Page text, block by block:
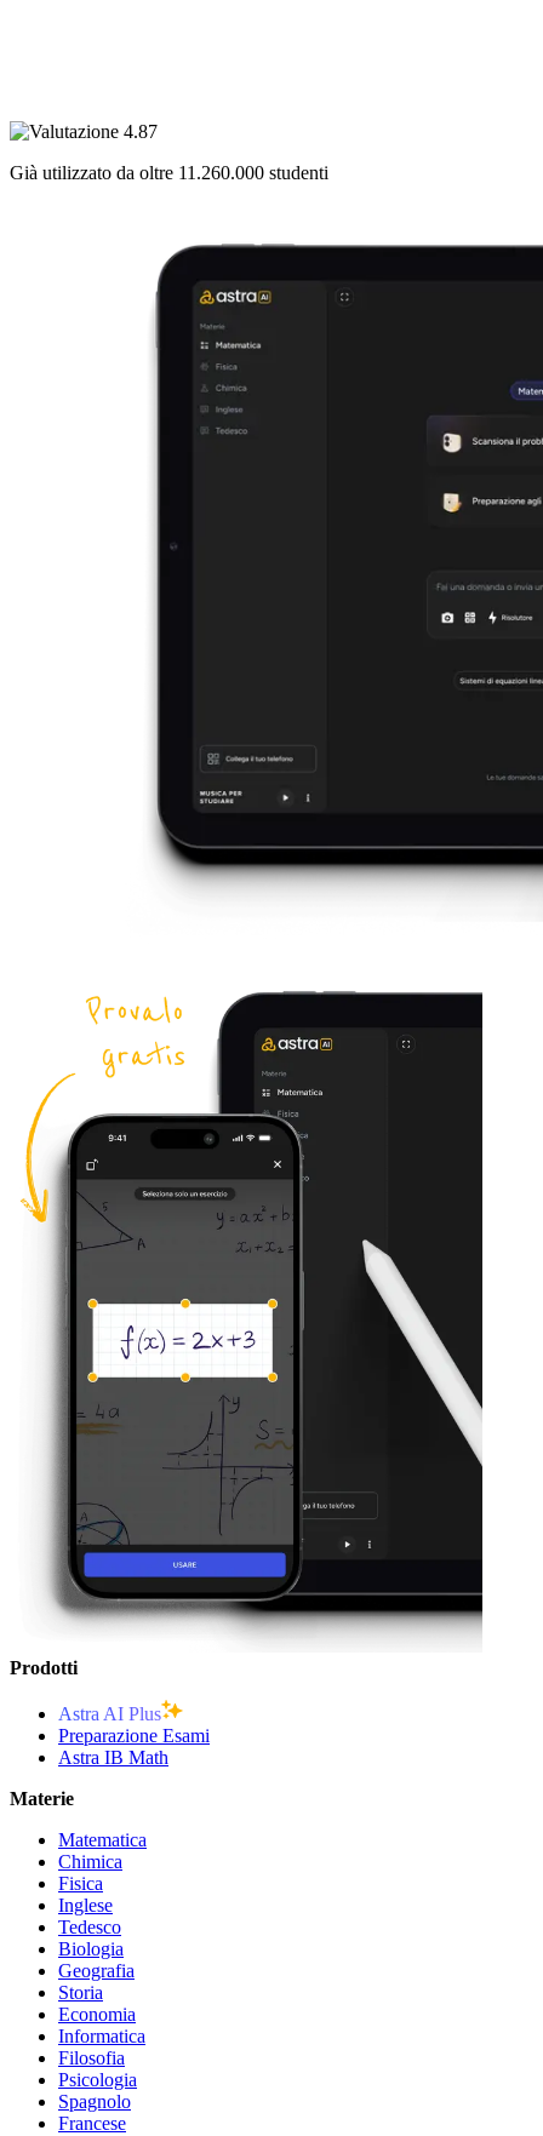
Già utilizzato da oltre 11.260.000 studenti
Prodotti
Astra AI Plus
Preparazione Esami
Astra IB Math
Materie
Matematica
Chimica
Fisica
Inglese
Tedesco
Biologia
Geografia
Storia
Economia
Informatica
Filosofia
Psicologia
Spagnolo
Francese